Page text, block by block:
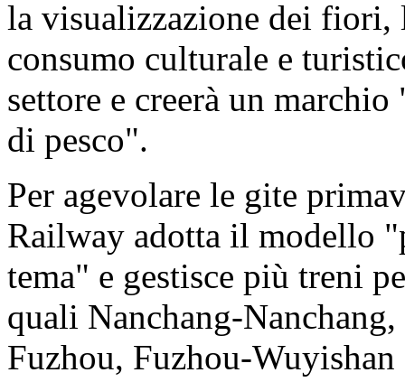
la visualizzazione dei fiori,
consumo culturale e
settore e creerà un
di pesco".
Per agevolare le gite
Railway adotta il modello
tema" e gestisce più treni
quali Nanchang-
Fuzhou, Fuzhou-